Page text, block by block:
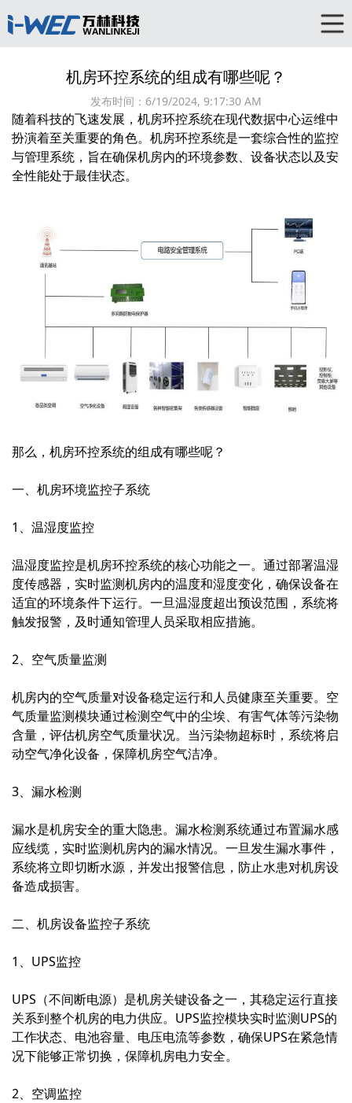
机房环控系统的组成有哪些呢？
发布时间： 6/19/2024, 9:17:30 AM
随着科技的飞速发展，机房环控系统在现代数据中心运维中
扮演着至关重要的角色。机房环控系统是一套综合性的监控
与管理系统，旨在确保机房内的环境参数、设备状态以及安
全性能处于最佳状态。
那么，机房环控系统的组成有哪些呢？
一、机房环境监控子系统
1、温湿度监控
温湿度监控是机房环控系统的核心功能之一。通过部署温湿
度传感器，实时监测机房内的温度和湿度变化，确保设备在
适宜的环境条件下运行。一旦温湿度超出预设范围，系统将
触发报警，及时通知管理人员采取相应措施。
2、空气质量监测
机房内的空气质量对设备稳定运行和人员健康至关重要。空
气质量监测模块通过检测空气中的尘埃、有害气体等污染物
含量，评估机房空气质量状况。当污染物超标时，系统将启
动空气净化设备，保障机房空气洁净。
3、漏水检测
漏水是机房安全的重大隐患。漏水检测系统通过布置漏水感
应线缆，实时监测机房内的漏水情况。一旦发生漏水事件，
系统将立即切断水源，并发出报警信息，防止水患对机房设
备造成损害。
二、机房设备监控子系统
1、UPS监控
UPS（不间断电源）是机房关键设备之一，其稳定运行直接
关系到整个机房的电力供应。UPS监控模块实时监测UPS的
工作状态、电池容量、电压电流等参数，确保UPS在紧急情
况下能够正常切换，保障机房电力安全。
2、空调监控